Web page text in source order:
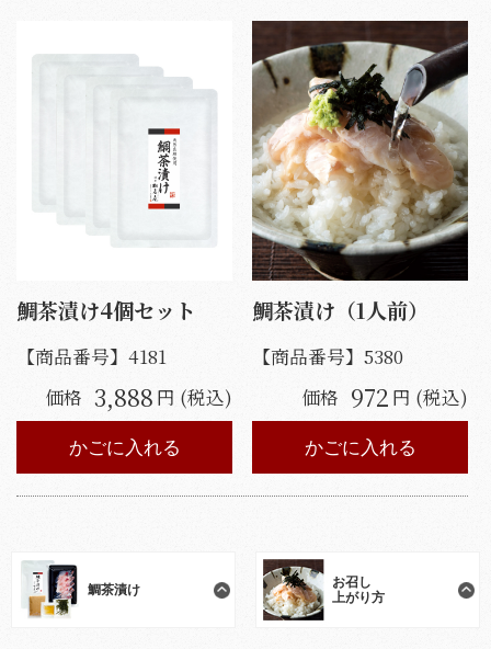
鯛茶漬け4個セット
【商品番号】 4181
価格 3,888 円 (税込)
かごに入れる
鯛茶漬け（1人前）
【商品番号】5380
価格 972 円 (税込)
かごに入れる
鯛茶漬け
お召し
上がり方